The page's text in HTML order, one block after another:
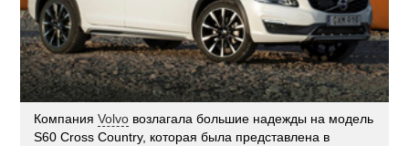
КомпанияVolvo возлагала большие надежды на модель
S60 Cross Country, которая была представлена в